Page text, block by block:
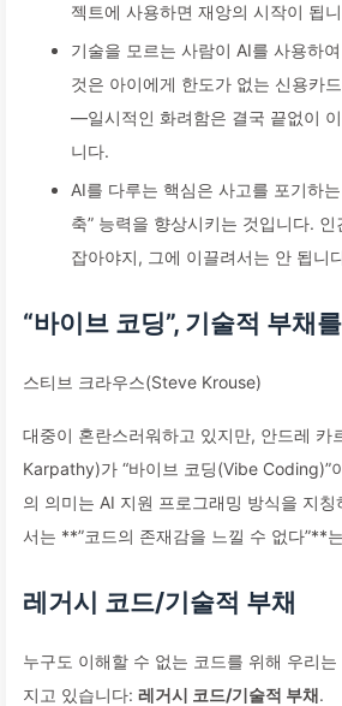
젝트에 사용하면 재앙의 시작이 됩
기술을 모르는 사람이 AI를 사용하
것은 아이에게 한도가 없는 신용카
—일시적인 화려함은 결국 끝없이
니다.
AI를 다루는 핵심은 사고를 포기하
축” 능력을 향상시키는 것입니다.
잡아야지, 그에 이끌려서는 안 됩니
“바이브 코딩”, 기술적 부채
스티브 크라우스(Steve Krouse)
대중이 혼란스러워하고 있지만, 안드레 카
Karpathy)가 “바이브 코딩(Vibe Coding)”
의 의미는 AI 지원 프로그래밍 방식을 지
서는 **”코드의 존재감을 느낄 수 없다”**
레거시 코드/기술적 부채
누구도 이해할 수 없는 코드를 위해 우리
지고 있습니다: 레거시 코드/기술적 부채.